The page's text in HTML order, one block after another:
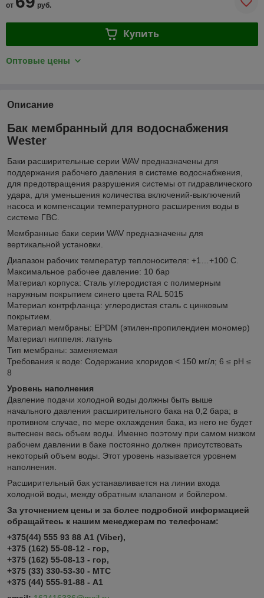
от руб.
Купить
Оптовые цены
Описание
Бак мембранный для водоснабжения
Wester
Баки расширительные серии WAV предназначены для
поддержания рабочего давления в системе водоснабжения,
для предотвращения разрушения системы от гидравлического
удара, для уменьшения количества включений-выключений
насоса и компенсации температурного расширения воды в
системе ГВС.
Мембранные баки серии WAV предназначены для
вертикальной установки.
Диапазон рабочих температур теплоносителя: +1…+100 С.
Максимальное рабочее давление: 10 бар
Материал корпуса: Сталь углеродистая с полимерным
наружным покрытием синего цвета RAL 5015
Материал контрфланца: углеродистая сталь с цинковым
покрытием.
Материал мембраны: EPDM (этилен-пропилендиен мономер)
Материал ниппеля: латунь
Тип мембраны: заменяемая
Требования к воде: Содержание хлоридов < 150 мг/л; 6 ≤ pH ≤
8
Уровень наполнения
Давление подачи холодной воды должны быть выше
начального давления расширительного бака на 0,2 бара; в
противном случае, по мере охлаждения бака, из него не будет
вытеснен весь объем воды. Именно поэтому при самом низком
рабочем давлении в баке постоянно должен присутствовать
некоторый объем воды. Этот уровень называется уровнем
наполнения.
Расширительный бак устанавливается на линии входа
холодной воды, между обратным клапаном и бойлером.
За уточнением цены и за более подробной информацией
обращайтесь к нашим менеджерам по телефонам:
+375(44) 555 93 88 А1 (Viber),
+375 (162) 55-08-12 - гор,
+375 (162) 55-08-13 - гор,
+375 (33) 330-53-30 - МТС
+375 (44) 555-91-88 - А1